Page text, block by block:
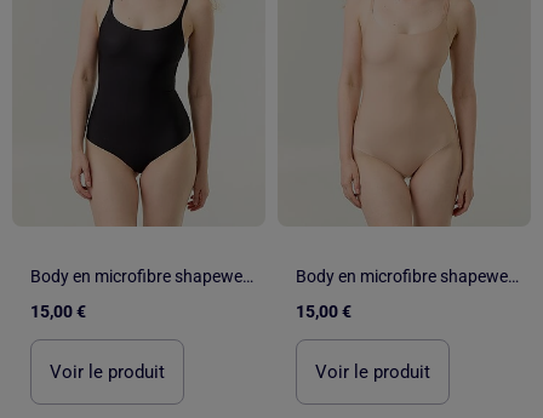
Body en microfibre shapewear
15,00 €
Voir le produit
Body en microfibre shapewear
15,00 €
Voir le produit